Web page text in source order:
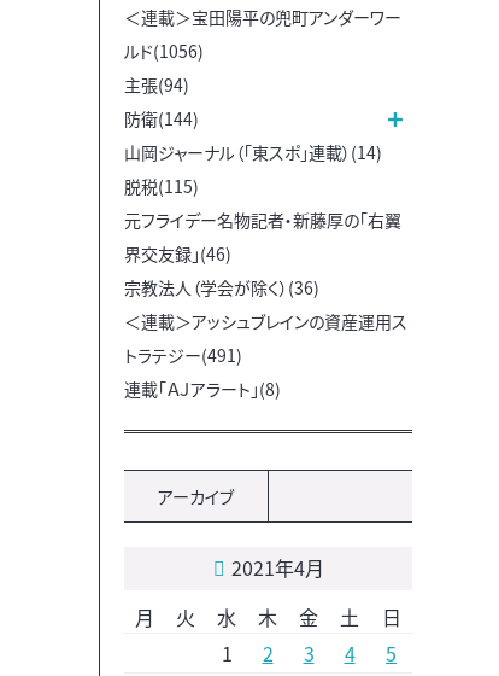
＜連載＞宝田陽平の兜町アンダーワー
ルド(1056)
主張(94)
防衛(144)
山岡ジャーナル（「東スポ」連載）(14)
脱税(115)
元フライデー名物記者・新藤厚の「右翼
界交友録」(46)
宗教法人（学会が除く）(36)
＜連載＞アッシュブレインの資産運用ス
トラテジー(491)
連載「ＡＪアラート」(8)
アーカイブ
2021年4月
月
火 水 木 金 土
日
1
2 3 4
5